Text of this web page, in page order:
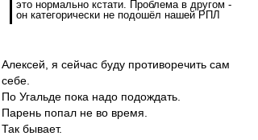
это нормально кстати. Проблема в другом -
он категорически не подошёл нашей РПЛ
Алексей, я сейчас буду противоречить сам
себе.
По Угальде пока надо подождать.
Парень попал не во время.
Так бывает.